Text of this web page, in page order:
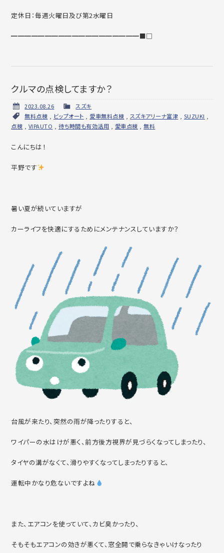
定休日：毎週火曜日及び第2水曜日
━━━━━━━━━━━━━━━━━━━■□
クルマの点検してますか？
2023.08.26
スズキ
無料点検
ビップオート 愛車無料点検 スズキアリーナ富津 SUZUKI
点検
VIPAUTO 待ち時間も有効活用 愛車点検 ,無料
こんにちは！
平野です
暑い夏が続いていますが
カーライフを快適にするためにメンテナンスしていますか？
台風が来たり、突然の雨が降ったりすると、
ワイパーの水はけが悪く、前方後方視界が見づらくなってしまったり、
タイヤの溝がなくて、滑りやすくなってしまったりすると、
運転中かなり危ないですよね
また、エアコンを使っていて、カビ臭かったり、
そもそもエアコンの効きが悪くて、窓全開で乗らなきゃいけなったり